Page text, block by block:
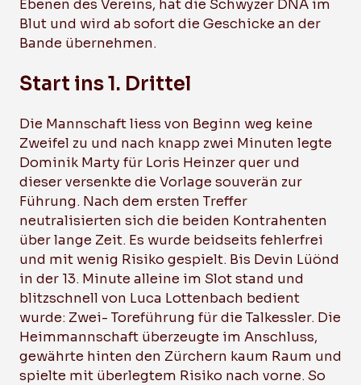
Ebenen des Vereins, hat die Schwyzer DNA im
Blut und wird ab sofort die Geschicke an der
Bande übernehmen.
Start ins 1. Drittel
Die Mannschaft liess von Beginn weg keine
Zweifel zu und nach knapp zwei Minuten legte
Dominik Marty für Loris Heinzer quer und
dieser versenkte die Vorlage souverän zur
Führung. Nach dem ersten Treffer
neutralisierten sich die beiden Kontrahenten
über lange Zeit. Es wurde beidseits fehlerfrei
und mit wenig Risiko gespielt. Bis Devin Lüönd
in der 13. Minute alleine im Slot stand und
blitzschnell von Luca Lottenbach bedient
wurde: Zwei- Toreführung für die Talkessler. Die
Heimmannschaft überzeugte im Anschluss,
gewährte hinten den Zürchern kaum Raum und
spielte mit überlegtem Risiko nach vorne. So